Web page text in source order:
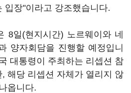
입장"이라고 강조했습니다.
8일(현지시간) 노르웨이와 네
양자회담을 진행할 예정입니
대통령이 주최하는 리셉션 참
해당 리셉션 자체가 열리지 않
옵니다.